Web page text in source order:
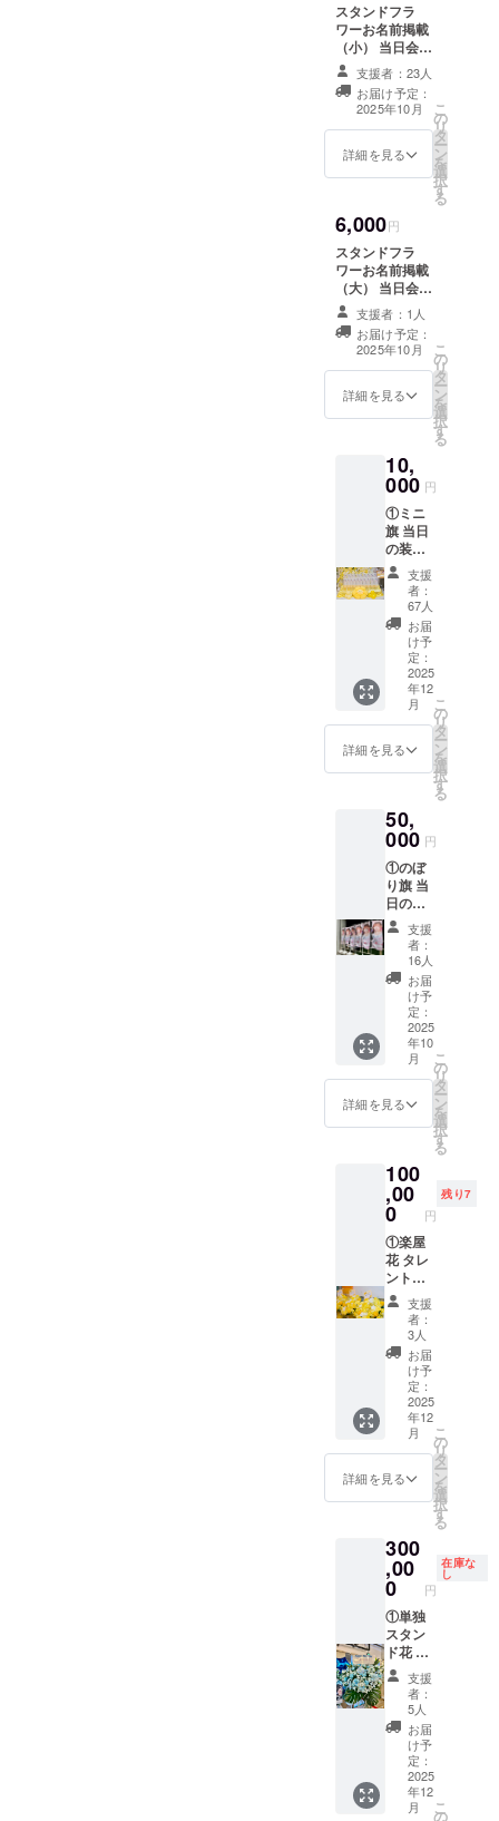
スタンドフラ
ワーお名前掲載
（小） 当日会場
に設置されるス
タンドフラワー
前ボードへ生誕
祭ご支援者様と
してお名前を掲
載させていただ
きます。 備考欄
ネーム可・6文字
以内）をご記載
ください。希望
のお名前がない
場合は、空欄で
も問題ございま
せん。 ※スタン
ドフラワー前
ボードのお持ち
帰り不可 ※7文字
以上のお名前・
特殊文字・記号
ん。使用された
場合ご希望のお
名前での履行が
難しい場合がご
ざいますこと予
めご了承くださ
い。
支援者：23人
お届け予定：
2025年10月
詳細を見る
こ
の
リ
タ
ー
ン
を
選
択
す
る
6,000円
スタンドフラ
ワーお名前掲載
（大） 当日会場
に設置されるス
タンドフラワー
前ボードへ生誕
祭ご支援者様と
してお名前を掲
載させていただ
きます。 備考欄
ネーム可・6文字
以内）をご記載
ください。希望
のお名前がない
場合は、空欄で
も問題ございま
せん。 ※スタン
ドフラワー前
ボードのお持ち
帰り不可 ※7文字
以上のお名前・
特殊文字・記号
は使用できませ
ん。使用された
場合ご希望のお
難しい場合がご
ざいますこと予
支援者：1人
お届け予定：
2025年10月
詳細を見る
こ
の
リ
タ
ー
ン
を
選
択
す
る
10,
000 円
①ミニ
旗 当日
の装飾
に使用
するミ
ニ旗を
作成致
しま
す。 ミ
ニ旗に
は、備
考欄に
記載の
お名前
（ニッ
クネー
文字以
内）を
印刷さ
せてい
ただき
ます。
開催
後、タ
レント
直筆サ
インを
入れた
状態で
ご自宅
へ発送
させて
いただ
ドフラ
ワー(名
前掲載 )
当日会
場にあ
るスタ
ンドフ
ラワー
前ボー
ドへ生
誕祭ご
支援者
様とし
て記載
された
お名前
を掲載
させて
クラウ
ドファ
ンディ
ング限
定ブロ
マイド
開催
後、タ
レント
直筆サ
インを
入れた
状態で
ご自宅
へ発送
させて
支援
者：
67人
お届
け予
定：
2025
年12
月
詳細を見る
こ
の
リ
タ
ー
ン
を
選
択
す
る
50,
000 円
①のぼ
り旗 当
日の装
飾に使
用す
る、の
ぼり旗
を作成
いたし
ます。
のぼり
旗には
備考欄
に記載
された
お名前
クネー
ム可・6
文字以
内）を
印刷さ
せてい
ただき
ます。
開催
後、タ
レント
直筆サ
インを
入れた
状態で
ご自宅
へ発送
させて
いただ
きま
スタン
ドフラ
ワー(名
前掲載 )
当日会
場にあ
るスタ
ンドフ
ラワー
前ボー
ドへ生
誕祭ご
支援者
様とし
てお名
前を掲
支援
者：
16人
お届
け予
定：
2025
年10
月
詳細を見る
こ
の
リ
タ
ー
ン
を
選
択
す
る
100
,00
0 円
残り7
①楽屋
花 タレ
ントが
使用す
る楽屋
にお花
をお届
けいた
しま
す。 お
花には
備考欄
に記載
された
お名前
（ニッ
ム可・6
文字以
内）を
印刷し
たプ
レート
を付け
させて
いただ
きま
す。生
誕イベ
ント当
日、お
名前の
記載さ
支援
者：
3人
お届
け予
定：
2025
年12
月
詳細を見る
こ
の
リ
タ
ー
ン
を
選
択
す
る
300
,00
0 円
在庫な
し
①単独
スタン
ド花 単
独スタ
ンド花
を会場
に設置
致しま
す。 お
花には
備考欄
に記載
支援
者：
5人
お届
け予
定：
2025
年12
月
こ
の